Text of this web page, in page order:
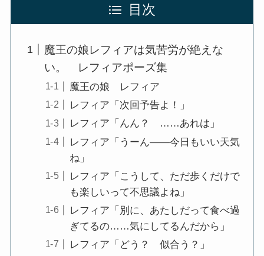
目次
魔王の娘レフィアは気苦労が絶えな
い。 レフィアポーズ集
魔王の娘 レフィア
レフィア「次回予告よ！」
レフィア「んん？ ……あれは」
レフィア「うーん――今日もいい天気
ね」
レフィア「こうして、ただ歩くだけで
も楽しいって不思議よね」
レフィア「別に、あたしだって食べ過
ぎてるの……気にしてるんだから」
レフィア「どう？ 似合う？」